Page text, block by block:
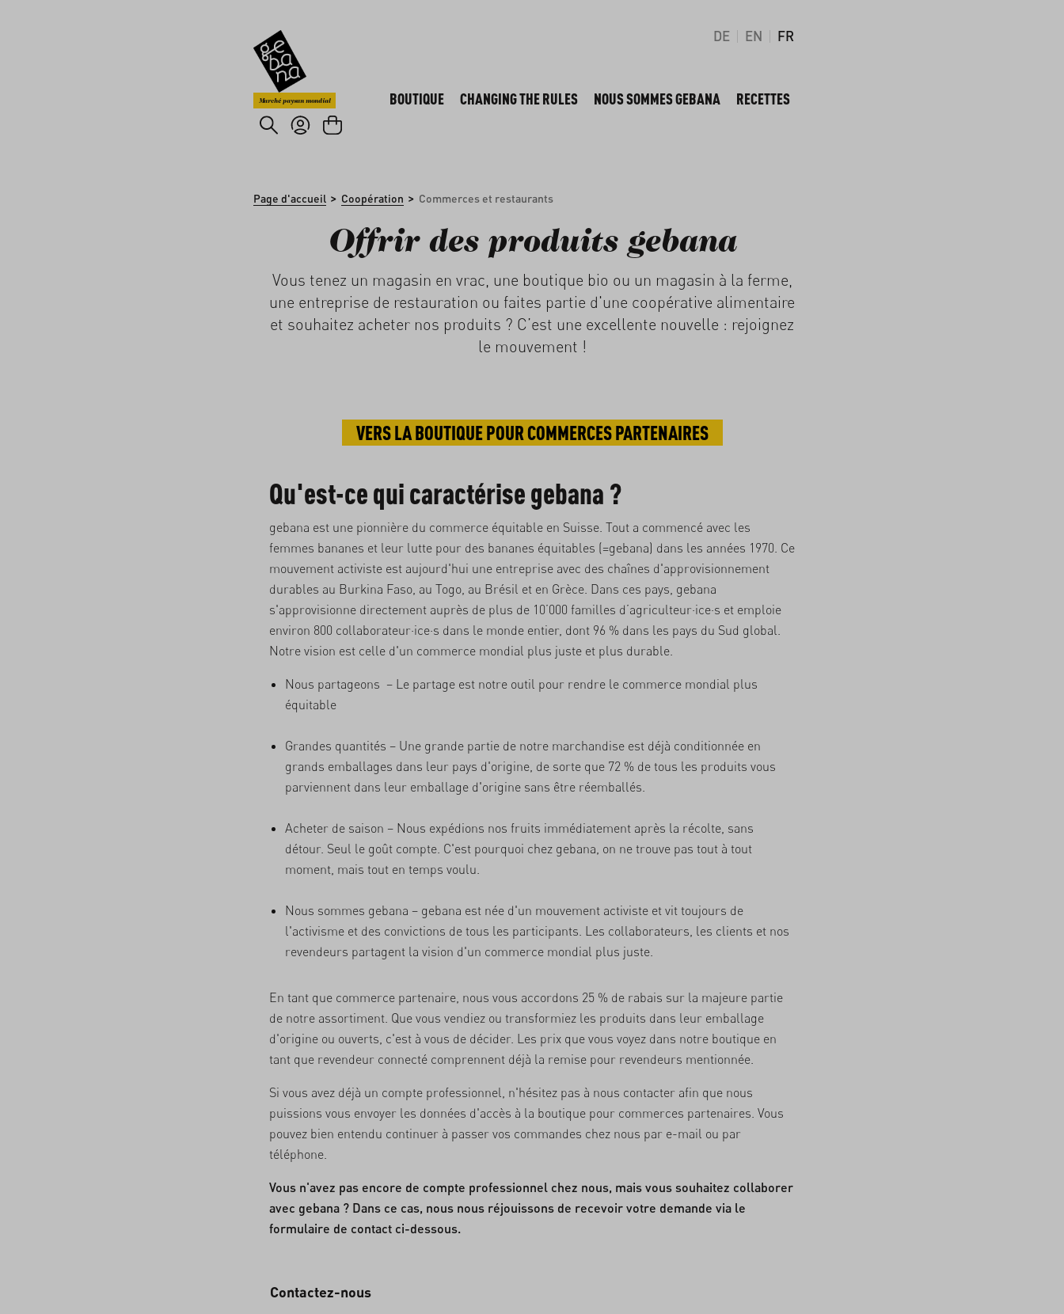
DE EN FR
Marché paysan mondial BOUTIQUE CHANGING THE RULES NOUS SOMMES GEBANA RECETTES
Page d'accueil > Coopération > Commerces et restaurants
Offrir des produits gebana
Vous tenez un magasin en vrac, une boutique bio ou un magasin à la ferme,
une entreprise de restauration ou faites partie d'une coopérative alimentaire
et souhaitez acheter nos produits ? C’est une excellente nouvelle : rejoignez
le mouvement !
VERS LA BOUTIQUE POUR COMMERCES PARTENAIRES
Qu'est-ce qui caractérise gebana ?
gebana est une pionnière du commerce équitable en Suisse. Tout a commencé avec les
femmes bananes et leur lutte pour des bananes équitables (=gebana) dans les années 1970. Ce
mouvement activiste est aujourd'hui une entreprise avec des chaînes d'approvisionnement
durables au Burkina Faso, au Togo, au Brésil et en Grèce. Dans ces pays, gebana
s'approvisionne directement auprès de plus de 10’000 familles d’agriculteur·ice·s et emploie
environ 800 collaborateur·ice·s dans le monde entier, dont 96 % dans les pays du Sud global.
Notre vision est celle d'un commerce mondial plus juste et plus durable.
Nous partageons – Le partage est notre outil pour rendre le commerce mondial plus
équitable
Grandes quantités – Une grande partie de notre marchandise est déjà conditionnée en
grands emballages dans leur pays d'origine, de sorte que 72 % de tous les produits vous
parviennent dans leur emballage d'origine sans être réemballés.
Acheter de saison – Nous expédions nos fruits immédiatement après la récolte, sans
détour. Seul le goût compte. C'est pourquoi chez gebana, on ne trouve pas tout à tout
moment, mais tout en temps voulu.
Nous sommes gebana – gebana est née d'un mouvement activiste et vit toujours de
l'activisme et des convictions de tous les participants. Les collaborateurs, les clients et nos
revendeurs partagent la vision d'un commerce mondial plus juste.
En tant que commerce partenaire, nous vous accordons 25 % de rabais sur la majeure partie
de notre assortiment. Que vous vendiez ou transformiez les produits dans leur emballage
d'origine ou ouverts, c'est à vous de décider. Les prix que vous voyez dans notre boutique en
tant que revendeur connecté comprennent déjà la remise pour revendeurs mentionnée.
Si vous avez déjà un compte professionnel, n'hésitez pas à nous contacter afin que nous
puissions vous envoyer les données d'accès à la boutique pour commerces partenaires. Vous
pouvez bien entendu continuer à passer vos commandes chez nous par e-mail ou par
téléphone.
Vous n'avez pas encore de compte professionnel chez nous, mais vous souhaitez collaborer
avec gebana ? Dans ce cas, nous nous réjouissons de recevoir votre demande via le
formulaire de contact ci-dessous.
Contactez-nous